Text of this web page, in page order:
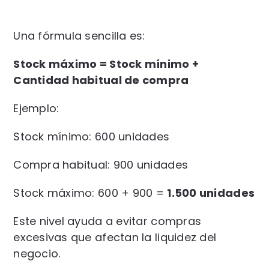
Una fórmula sencilla es:
Stock máximo = Stock mínimo +
Cantidad habitual de compra
Ejemplo:
Stock mínimo: 600 unidades
Compra habitual: 900 unidades
Stock máximo: 600 + 900 = 1.500 unidades
Este nivel ayuda a evitar compras
excesivas que afectan la liquidez del
negocio.